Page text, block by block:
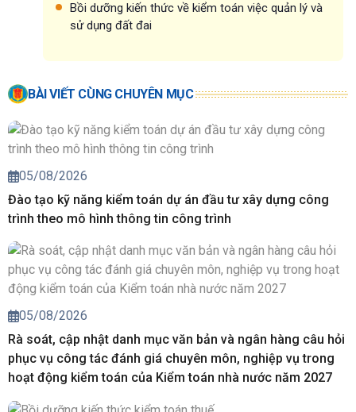
Bồi dưỡng kiến thức về kiểm toán việc quản lý và
sử dụng đất đai
BÀI VIẾT CÙNG CHUYÊN MỤC
05/08/2026
Đào tạo kỹ năng kiểm toán dự án đầu tư xây dựng công
trình theo mô hình thông tin công trình
05/08/2026
Rà soát, cập nhật danh mục văn bản và ngân hàng câu hỏi
phục vụ công tác đánh giá chuyên môn, nghiệp vụ trong
hoạt động kiểm toán của Kiểm toán nhà nước năm 2027